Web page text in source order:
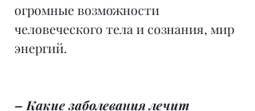
огромные возможности
человеческого тела и сознания, мир
энергий.
– Какие заболевания лечит